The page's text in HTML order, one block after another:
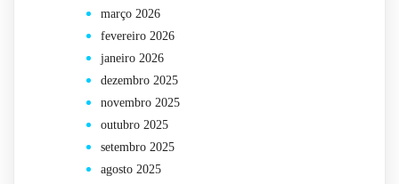
março 2026
fevereiro 2026
janeiro 2026
dezembro 2025
novembro 2025
outubro 2025
setembro 2025
agosto 2025